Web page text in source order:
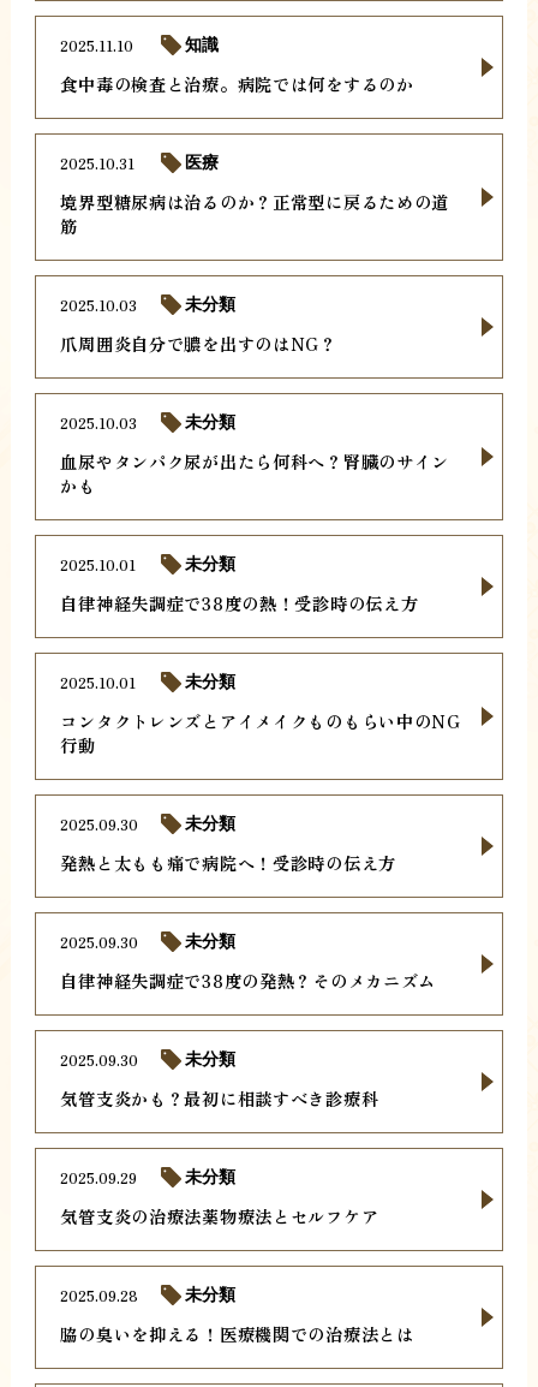
食中毒の検査と治療。病院では何をするのか
2025.11.10 知識
境界型糖尿病は治るのか？正常型に戻るための道
筋
2025.10.31 医療
爪周囲炎自分で膿を出すのはNG？
2025.10.03 未分類
血尿やタンパク尿が出たら何科へ？腎臓のサイン
かも
2025.10.03 未分類
自律神経失調症で38度の熱！受診時の伝え方
2025.10.01 未分類
コンタクトレンズとアイメイクものもらい中のNG
行動
2025.10.01 未分類
発熱と太もも痛で病院へ！受診時の伝え方
2025.09.30 未分類
自律神経失調症で38度の発熱？そのメカニズム
2025.09.30 未分類
気管支炎かも？最初に相談すべき診療科
2025.09.30 未分類
気管支炎の治療法薬物療法とセルフケア
2025.09.29 未分類
脇の臭いを抑える！医療機関での治療法とは
2025.09.28 未分類